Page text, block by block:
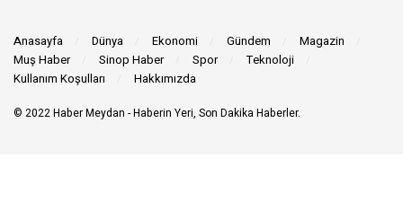
Anasayfa Dünya Ekonomi Gündem
Magazin
Muş Haber
Sinop Haber Spor
Teknoloji
Kullanım Koşulları
Hakkımızda
© 2022Haber Meydan - Haberin Yeri, Son Dakika Haberler.